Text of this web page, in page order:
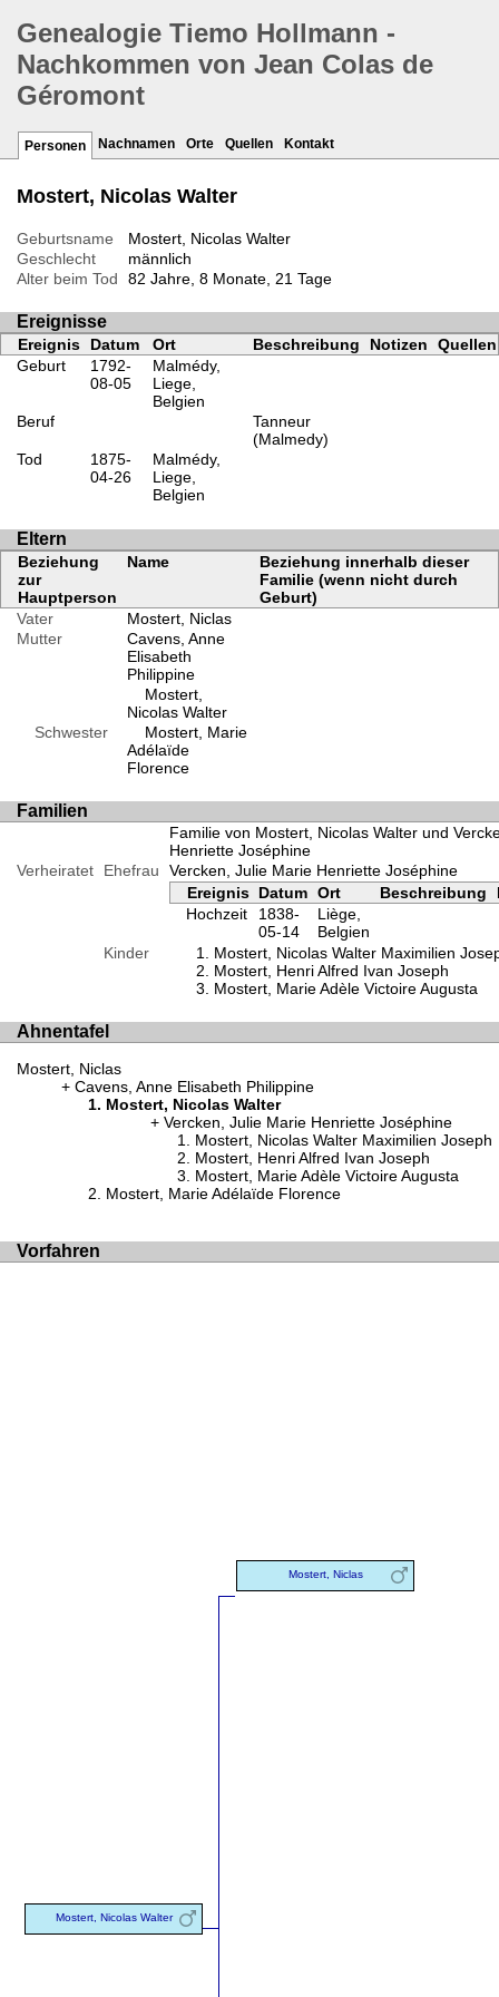
Genealogie Tiemo Hollmann -
Nachkommen von Jean Colas de
Géromont
Personen Nachnamen Orte Quellen Kontakt
Mostert, Nicolas Walter
Geburtsname
Mostert, Nicolas Walter
Geschlecht
männlich
Alter beim Tod
82 Jahre, 8 Monate, 21 Tage
Ereignisse
Ereignis Datum Ort Beschreibung Notizen
Quellen
Geburt
1792-
08-05
Malmédy,
Liege,
Belgien
Beruf
Tanneur
(Malmedy)
Tod
1875-
04-26
Malmédy,
Liege,
Belgien
Eltern
Beziehung
zur
Hauptperson
Name
Beziehung innerhalb dieser
Familie (wenn nicht durch
Geburt)
Vater
Mostert, Niclas
Mutter
Cavens, Anne
Elisabeth
Philippine
Mostert,
Nicolas Walter
Schwester
Mostert, Marie
Adélaïde
Florence
Familien
Familie von Mostert, Nicolas Walter und
Henriette Joséphine
Verheiratet
Ehefrau
Vercken, Julie Marie Henriette Joséphine
Ereignis Datum Ort Beschreibung
Hochzeit
1838-
05-14
Liège,
Belgien
Kinder
Mostert, Nicolas Walter Maximilien
Mostert, Henri Alfred Ivan Joseph
Mostert, Marie Adèle Victoire Augusta
Ahnentafel
Mostert, Niclas
Cavens, Anne Elisabeth Philippine
Mostert, Nicolas Walter
Vercken, Julie Marie Henriette Joséphine
Mostert, Nicolas Walter Maximilien Joseph
Mostert, Henri Alfred Ivan Joseph
Mostert, Marie Adèle Victoire Augusta
Mostert, Marie Adélaïde Florence
Vorfahren
Mostert, Nicolas Walter
Mostert, Niclas